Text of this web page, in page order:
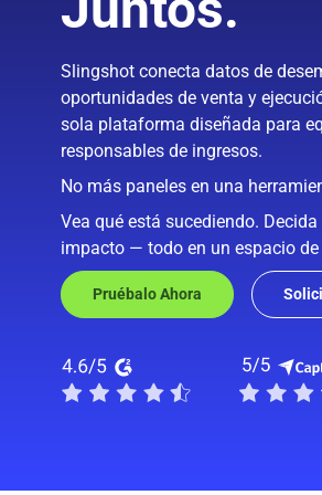
Slingshot conecta datos de
oportunidades de venta y
sola plataforma diseñada para
responsables de ingresos.
No más paneles en una
Vea qué está sucediendo. Decida
impacto — todo en un espacio
Pruébalo Ahora